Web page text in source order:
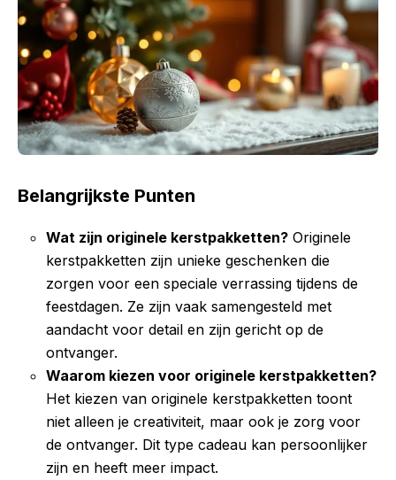
Belangrijkste Punten
Wat zijn originele kerstpakketten? Originele
kerstpakketten zijn unieke geschenken die
zorgen voor een speciale verrassing tijdens de
feestdagen. Ze zijn vaak samengesteld met
aandacht voor detail en zijn gericht op de
ontvanger.
Waarom kiezen voor originele kerstpakketten?
Het kiezen van originele kerstpakketten toont
niet alleen je creativiteit, maar ook je zorg voor
de ontvanger. Dit type cadeau kan persoonlijker
zijn en heeft meer impact.